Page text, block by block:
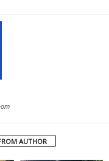
AUTHOR